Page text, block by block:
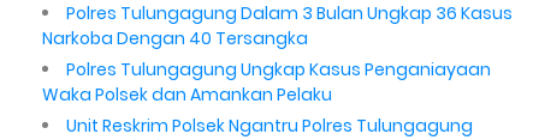
Polres Tulungagung Dalam 3 Bulan Ungkap 36 Kasus
Narkoba Dengan 40 Tersangka
Polres Tulungagung Ungkap Kasus Penganiayaan
Waka Polsek dan Amankan Pelaku
Unit Reskrim Polsek Ngantru Polres Tulungagung